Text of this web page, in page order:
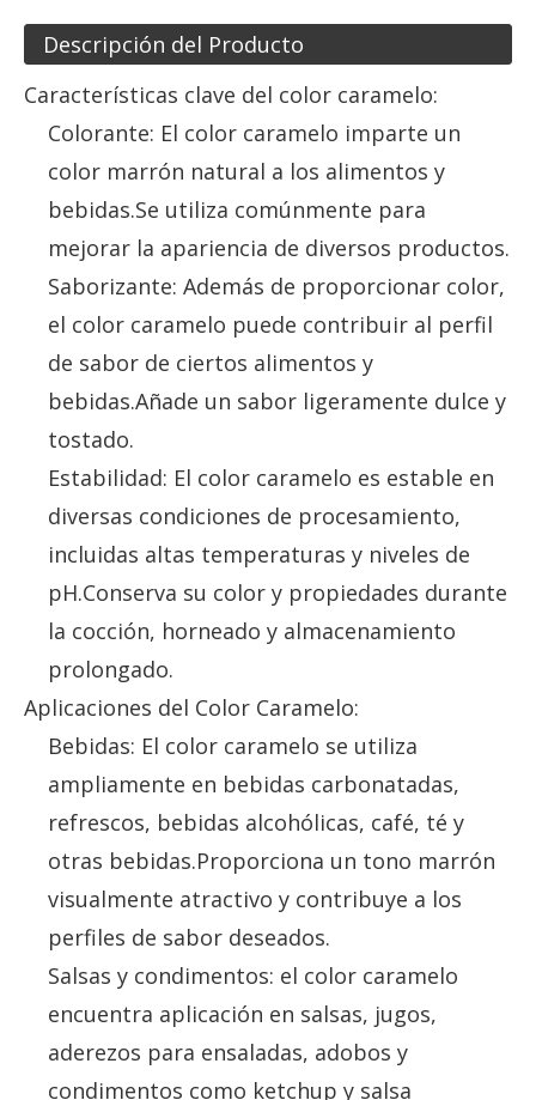
Descripción del Producto
Características clave del color caramelo:
Colorante: El color caramelo imparte un
color marrón natural a los alimentos y
bebidas.Se utiliza comúnmente para
mejorar la apariencia de diversos productos.
Saborizante: Además de proporcionar color,
el color caramelo puede contribuir al perfil
de sabor de ciertos alimentos y
bebidas.Añade un sabor ligeramente dulce y
tostado.
Estabilidad: El color caramelo es estable en
diversas condiciones de procesamiento,
incluidas altas temperaturas y niveles de
pH.Conserva su color y propiedades durante
la cocción, horneado y almacenamiento
prolongado.
Aplicaciones del Color Caramelo:
Bebidas: El color caramelo se utiliza
ampliamente en bebidas carbonatadas,
refrescos, bebidas alcohólicas, café, té y
otras bebidas.Proporciona un tono marrón
visualmente atractivo y contribuye a los
perfiles de sabor deseados.
Salsas y condimentos: el color caramelo
encuentra aplicación en salsas, jugos,
aderezos para ensaladas, adobos y
condimentos como ketchup y salsa